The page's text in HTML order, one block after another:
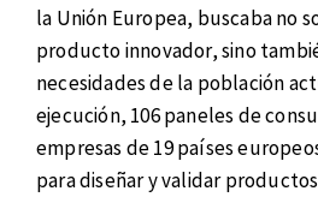
la Unión Europea, buscaba no
producto innovador, sino
necesidades de la población
ejecución, 106 paneles de
empresas de 19 países
para diseñar y validar